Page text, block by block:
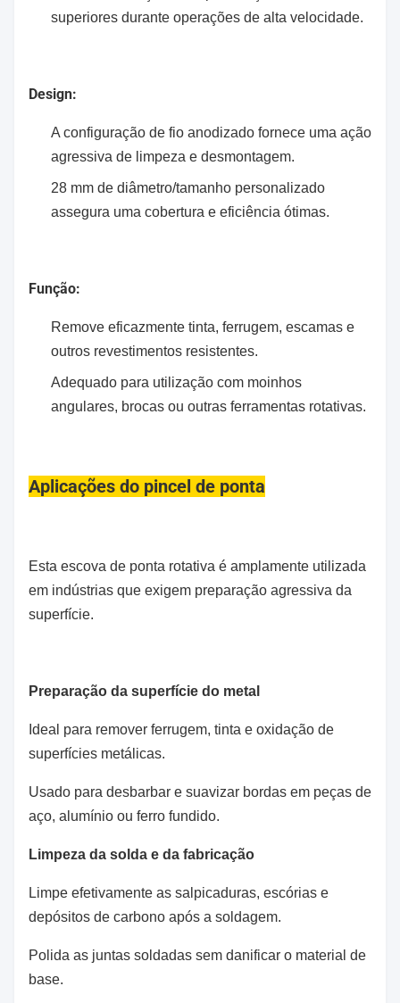
superiores durante operações de alta velocidade.
Design:
A configuração de fio anodizado fornece uma ação
agressiva de limpeza e desmontagem.
28 mm de diâmetro/tamanho personalizado
assegura uma cobertura e eficiência ótimas.
Função:
Remove eficazmente tinta, ferrugem, escamas e
outros revestimentos resistentes.
Adequado para utilização com moinhos
angulares, brocas ou outras ferramentas rotativas.
Aplicações do pincel de ponta
Esta escova de ponta rotativa é amplamente utilizada
em indústrias que exigem preparação agressiva da
superfície.
Preparação da superfície do metal
Ideal para remover ferrugem, tinta e oxidação de
superfícies metálicas.
Usado para desbarbar e suavizar bordas em peças de
aço, alumínio ou ferro fundido.
Limpeza da solda e da fabricação
Limpe efetivamente as salpicaduras, escórias e
depósitos de carbono após a soldagem.
Polida as juntas soldadas sem danificar o material de
base.